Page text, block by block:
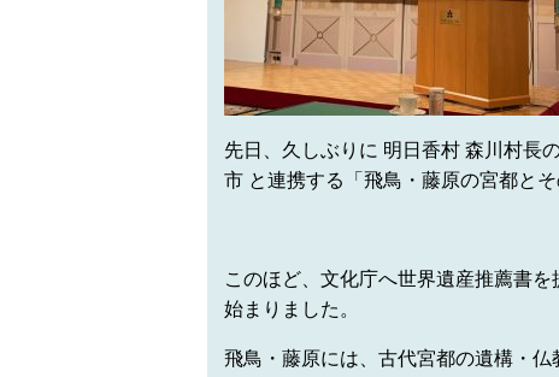
先日、久しぶりに 明日香村 森川村長
市 と連携する「飛鳥・藤原の宮都とそ
このほど、文化庁へ世界遺産推薦書
始まりました。
飛鳥・藤原には、古代宮都の遺構・